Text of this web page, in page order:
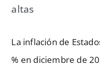
altas
La inflación de
% en diciembre de